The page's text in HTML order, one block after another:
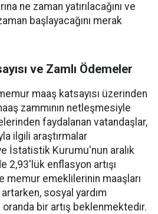
ne zaman yatırılacağını ve
başlayacağını merak
ve Zamlı Ödemeler
maaş katsayısı üzerinden
zammının netleşmesiyle
faydalanan vatandaşlar,
ilgili araştırmalar
İstatistik Kurumu'nun aralık
2,93'lük enflasyon artışı
memur emeklilerinin maaşları
sosyal yardım
bir artış beklenmektedir.